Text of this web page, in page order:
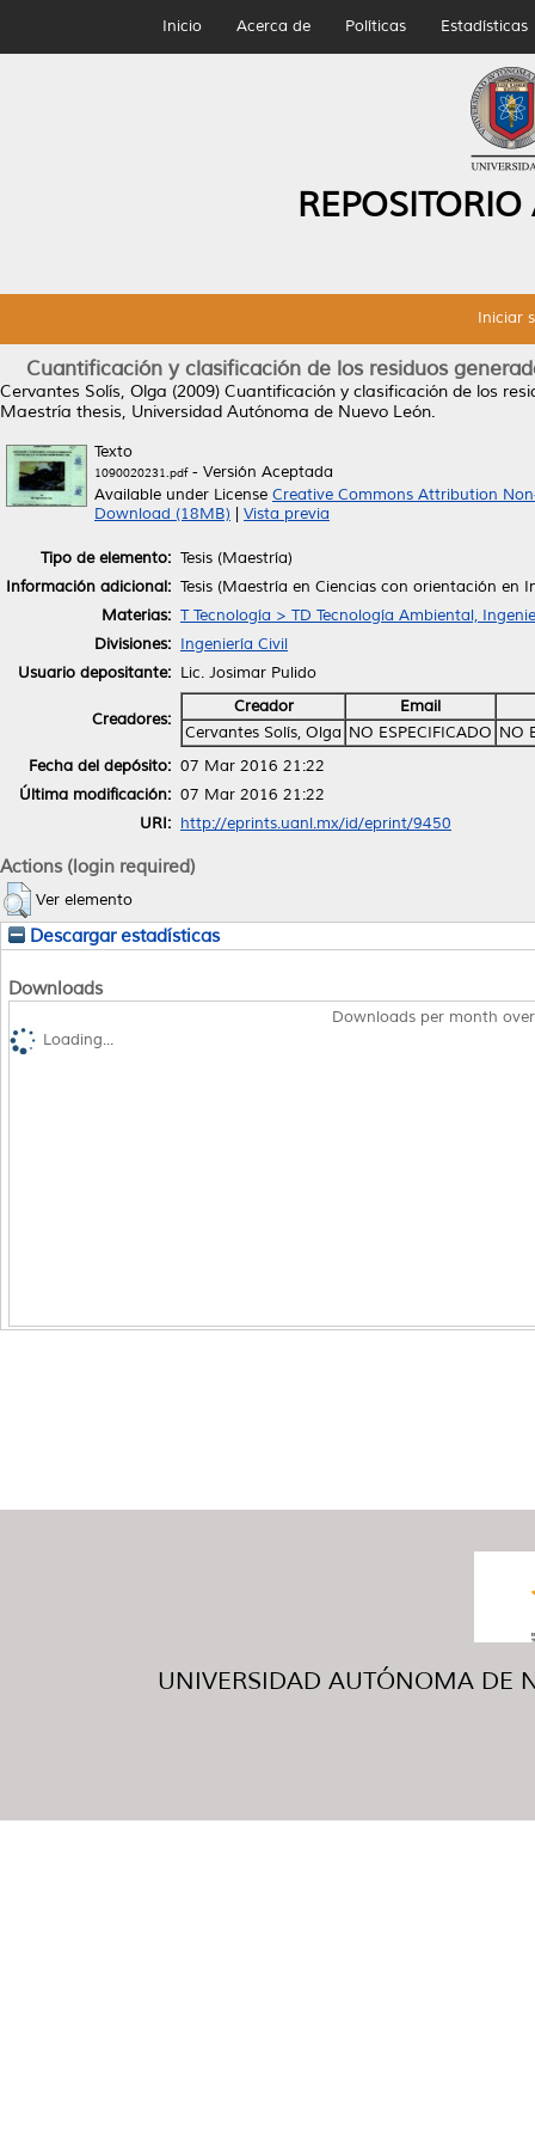
Inicio Acerca de Políticas Estadísticas
Iniciar
Cuantificación y clasificación de los residuos
Cervantes Solís, Olga (2009) Cuantificación y clasificación de los
Maestría thesis, Universidad Autónoma de Nuevo León.
Texto
1090020231.pdf- Versión Aceptada
Available under License Creative Commons Attribution
Download (18MB)
Vista previa
Tipo de elemento: Tesis (Maestría)
Información adicional: Tesis (Maestría en Ciencias con orientación en
Materias: T Tecnología > TD Tecnología Ambiental,
Divisiones: Ingeniería Civil
Usuario depositante: Lic. Josimar Pulido
Creadores:
Creador
Email
Cervantes Solís, Olga NO ESPECIFICADO NO
Fecha del depósito: 07 Mar 2016 21:22
Última modificación: 07 Mar 2016 21:22
URI: http://eprints.uanl.mx/id/eprint/9450
Actions (login required)
Ver elemento
Descargar estadísticas
Downloads
Downloads per month
Loading...
UNIVERSIDAD AUTÓNOMA DE